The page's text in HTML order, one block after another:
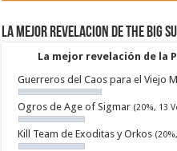
La mejor revelacion de The Big
La mejor revelación de la
Guerreros del Caos para el Viejo
Ogros de Age of Sigmar (20%, 13
Kill Team de Exoditas y Orkos